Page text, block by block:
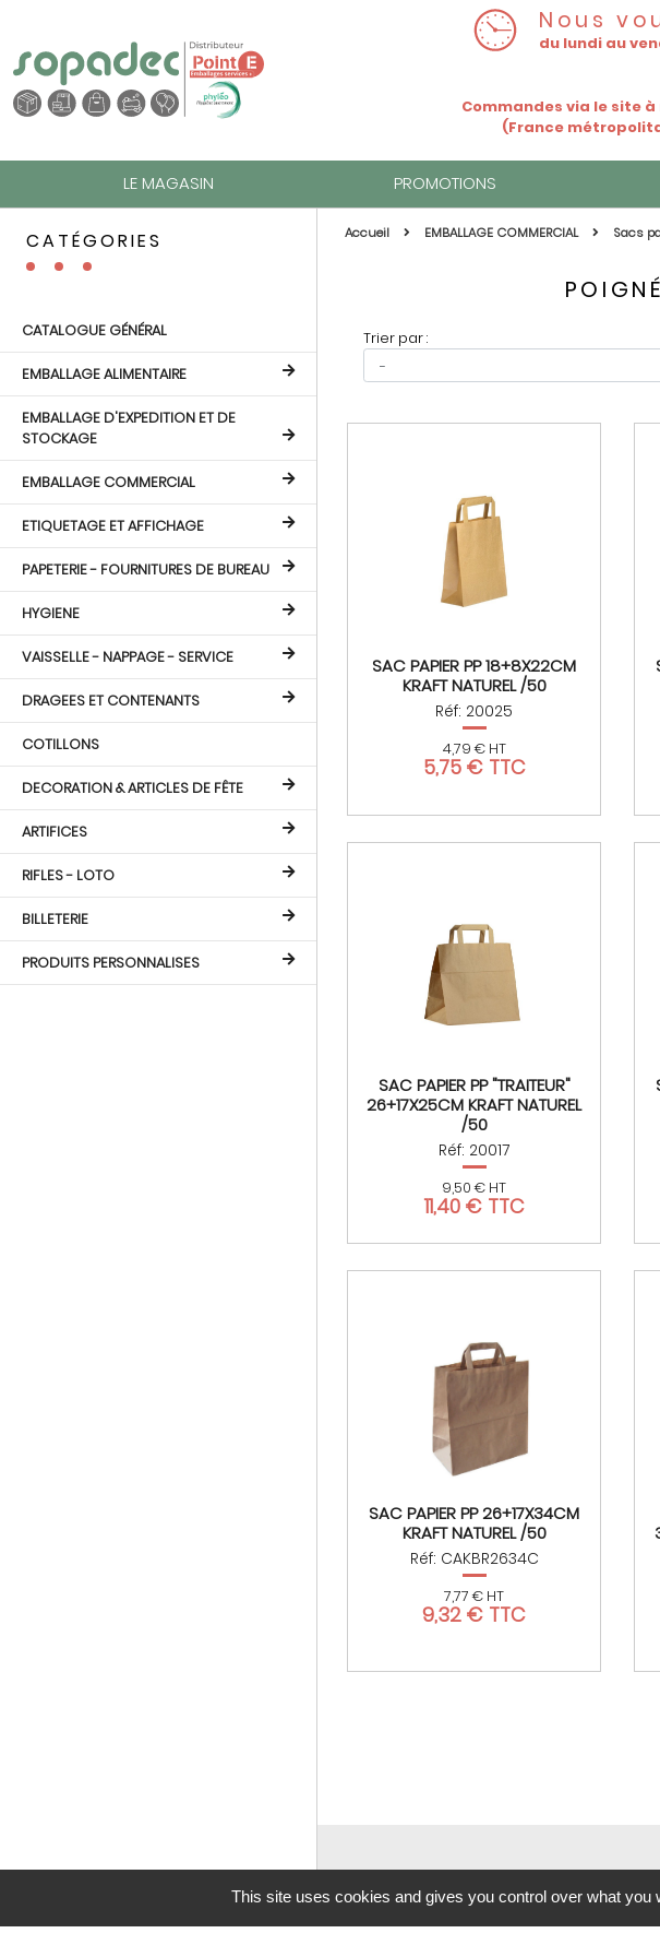
Nous
du lundi au
Commandes via le site
(France
LE MAGASIN PROMOTIONS
CATÉGORIES
CATALOGUE GÉNÉRAL
EMBALLAGE ALIMENTAIRE
EMBALLAGE D'EXPEDITION ET DE
STOCKAGE
EMBALLAGE COMMERCIAL
ETIQUETAGE ET AFFICHAGE
PAPETERIE - FOURNITURES DE BUREAU
HYGIENE
VAISSELLE - NAPPAGE - SERVICE
DRAGEES ET CONTENANTS
COTILLONS
DECORATION & ARTICLES DE FÊTE
ARTIFICES
RIFLES - LOTO
BILLETERIE
PRODUITS PERSONNALISES
Accueil EMBALLAGE COMMERCIAL Sacs
Trier par :
SAC PAPIER PP 18+8X22CM
KRAFT NATUREL /50
Réf: 20025
4,79 € HT
5,75 € TTC
SAC PAPIER PP "TRAITEUR"
26+17X25CM KRAFT NATUREL
/50
Réf: 20017
9,50 € HT
11,40 € TTC
SAC PAPIER PP 26+17X34CM
KRAFT NATUREL /50
Réf: CAKBR2634C
7,77 € HT
9,32 € TTC
This site uses cookies and gives you control over what you